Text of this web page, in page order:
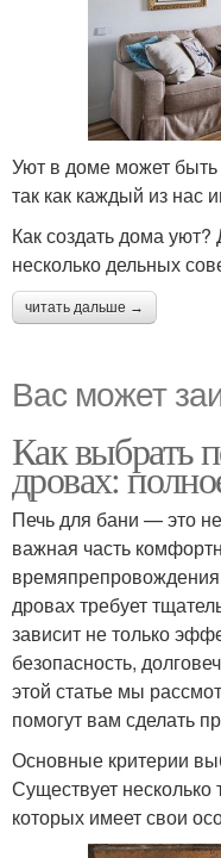
Уют в доме может
так как каждый из нас
Как создать дома
несколько дельных
читать дальше →
Вас может
Как выбрать
дровах:
Печь для бани — это
важная часть
дровах требует
зависит не только
безопасность,
этой статье мы
помогут вам сделать
Основные критерии
Существует
которых имеет свои